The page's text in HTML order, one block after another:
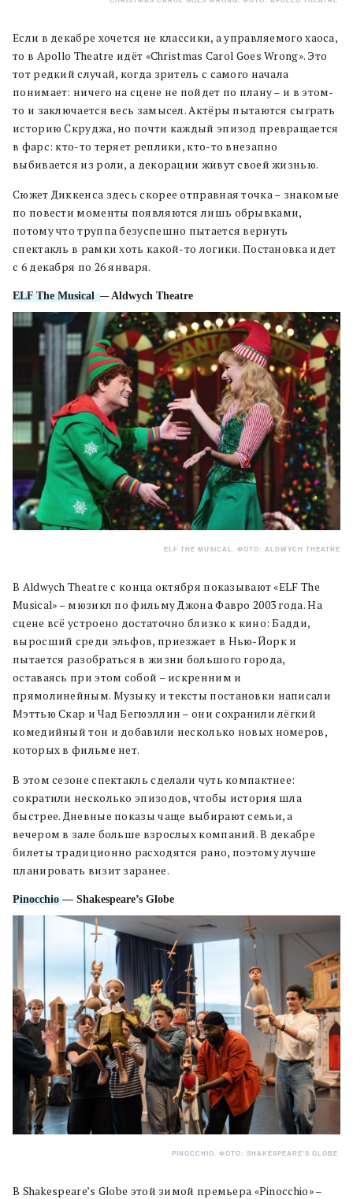
Если в декабре хочется не классики, а управляемого хаоса,
то в Apollo Theatre идёт «Christmas Carol Goes Wrong». Это
тот редкий случай, когда зритель с самого начала
понимает: ничего на сцене не пойдет по плану – и в этом-
то и заключается весь замысел. Актёры пытаются сыграть
историю Скруджа, но почти каждый эпизод превращается
в фарс: кто-то теряет реплики, кто-то внезапно
выбивается из роли, а декорации живут своей жизнью.
Сюжет Диккенса здесь скорее отправная точка – знакомые
по повести моменты появляются лишь обрывками,
потому что труппа безуспешно пытается вернуть
спектакль в рамки хоть какой-то логики. Постановка идет
с 6 декабря по 26 января.
ELF The Musical— Aldwych Theatre
ELF THE MUSICAL. ФОТО: ALDWYCH THEATRE
В Aldwych Theatre с конца октября показывают «ELF The
Musical» – мюзикл по фильму Джона Фавро 2003 года. На
сцене всё устроено достаточно близко к кино: Бадди,
выросший среди эльфов, приезжает в Нью-Йорк и
пытается разобраться в жизни большого города,
оставаясь при этом собой – искренним и
прямолинейным. Музыку и тексты постановки написали
Мэттью Скар и Чад Бегюэллин – они сохранили лёгкий
комедийный тон и добавили несколько новых номеров,
которых в фильме нет.
В этом сезоне спектакль сделали чуть компактнее:
сократили несколько эпизодов, чтобы история шла
быстрее. Дневные показы чаще выбирают семьи, а
вечером в зале больше взрослых компаний. В декабре
билеты традиционно расходятся рано, поэтому лучше
планировать визит заранее.
Pinocchio— Shakespeare’s Globe
PINOCCHIO. ФОТО: SHAKESPEARE’S GLOBE
В Shakespeare’s Globe этой зимой премьера «Pinocchio» –